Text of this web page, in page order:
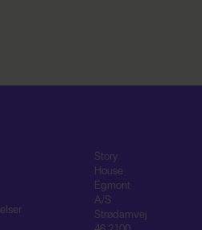
Story
House
Egmont
A/S
Strødamvej